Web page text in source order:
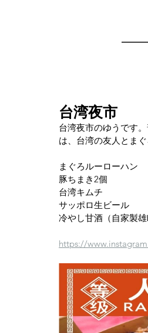
台湾夜市
台湾夜市のゆうです
は、台湾の友人とま
まぐろルーローハン
豚ちまき2個
台湾キムチ
サッポロ生ビール
冷やし甘酒（自家製雄
https://